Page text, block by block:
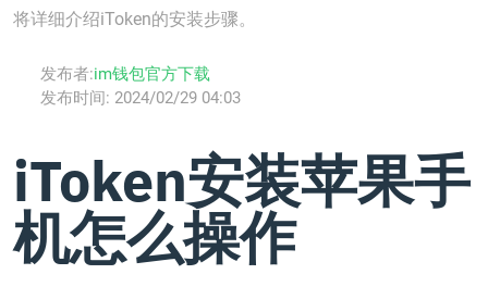
将详细介绍iToken的安装步骤。
发布者:im钱包官方下载
发布时间: 2024/02/29 04:03
iToken安装苹果手
机怎么操作